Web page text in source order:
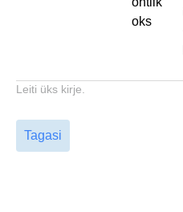
oks
Leiti üks kirje.
Tagasi